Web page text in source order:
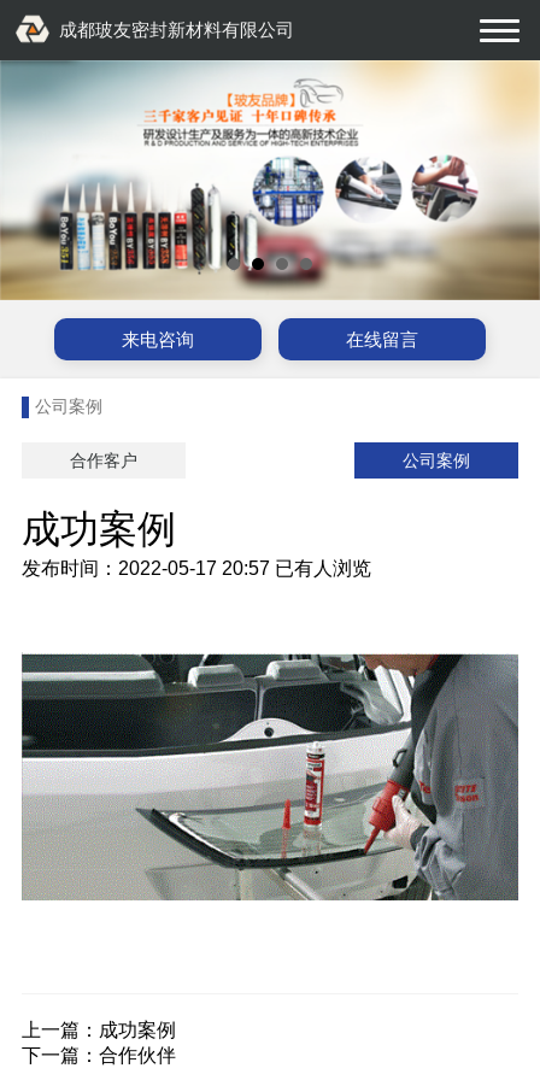
成都玻友密封新材料有限公司
来电咨询 在线留言
公司案例
合作客户 公司案例
成功案例
发布时间：2022-05-17 20:57 已有人浏览
上一篇： 成功案例
下一篇： 合作伙伴